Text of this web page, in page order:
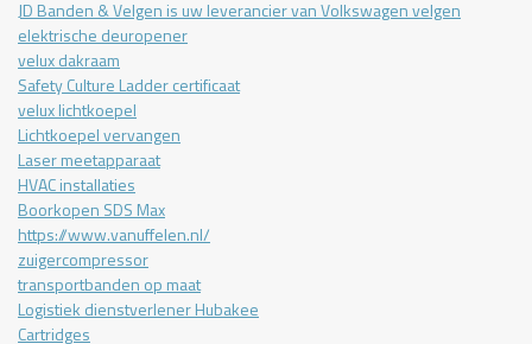
JD Banden & Velgen is uw leverancier van Volkswagen velgen
elektrische deuropener
velux dakraam
Safety Culture Ladder certificaat
velux lichtkoepel
Lichtkoepel vervangen
Laser meetapparaat
HVAC installaties
Boorkopen SDS Max
https://www.vanuffelen.nl/
zuigercompressor
transportbanden op maat
Logistiek dienstverlener Hubakee
Cartridges